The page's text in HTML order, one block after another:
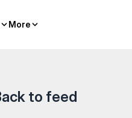
More
More
to feed